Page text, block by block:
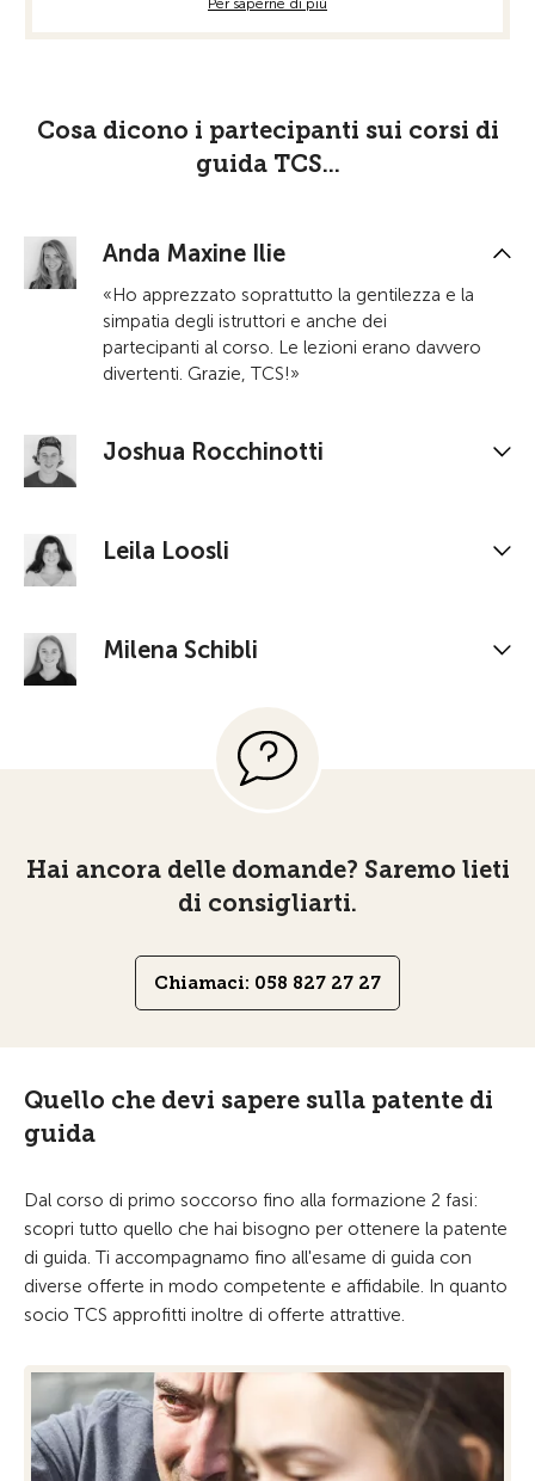
Per saperne di più
Cosa dicono i partecipanti sui corsi di
guida TCS...
Anda Maxine Ilie
«Ho apprezzato soprattutto la gentilezza e la
simpatia degli istruttori e anche dei
partecipanti al corso. Le lezioni erano davvero
divertenti. Grazie, TCS!»
Joshua Rocchinotti
Leila Loosli
Milena Schibli
Hai ancora delle domande? Saremo lieti
di consigliarti.
Chiamaci: 058 827 27 27
Quello che devi sapere sulla patente di
guida
Dal corso di primo soccorso fino alla formazione 2 fasi:
scopri tutto quello che hai bisogno per ottenere la patente
di guida. Ti accompagnamo fino all'esame di guida con
diverse offerte in modo competente e affidabile. In quanto
socio TCS approfitti inoltre di offerte attrattive.